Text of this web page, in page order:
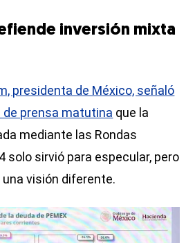
inversión mixta
presidenta de México, señaló
prensa matutina que la
mediante las Rondas
solo sirvió para especular, pero
visión diferente.